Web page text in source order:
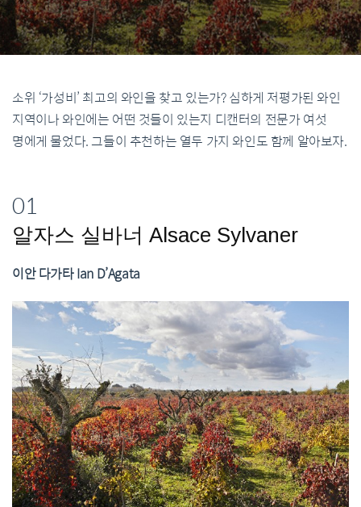
소위 ‘가성비’ 최고의 와인을 찾고 있는가? 심하게 저평가된 와인
지역이나 와인에는 어떤 것들이 있는지 디캔터의 전문가 여섯
명에게 물었다. 그들이 추천하는 열두 가지 와인도 함께 알아보자.
01
알자스 실바너 Alsace Sylvaner
이안 다가타 Ian D’Agata